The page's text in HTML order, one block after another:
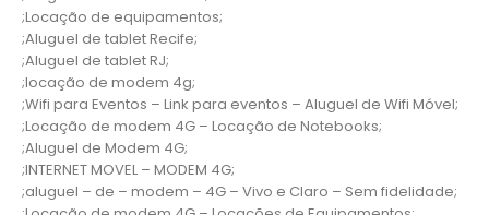
;Locação de equipamentos;
;Aluguel de tablet Recife;
;Aluguel de tablet RJ;
;locação de modem 4g;
;Wifi para Eventos – Link para eventos – Aluguel de Wifi Móvel;
;Locação de modem 4G – Locação de Notebooks;
;Aluguel de Modem 4G;
;INTERNET MOVEL – MODEM 4G;
;aluguel – de – modem – 4G – Vivo e Claro – Sem fidelidade;